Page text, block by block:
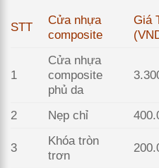
STT
Cửa nhựa
composite
Giá
1
Cửa nhựa
composite
phủ da
2 Nẹp chỉ
3
Khóa tròn
trơn